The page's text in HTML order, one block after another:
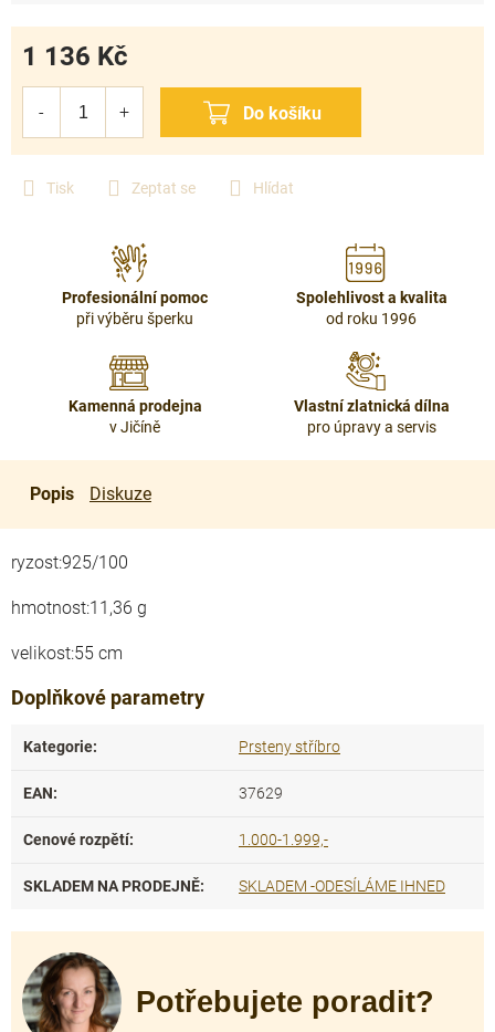
Tisk Zeptat se Hlídat
1 136 Kč
Profesionální pomoc
při výběru šperku
Spolehlivost a kvalita
od roku 1996
Kamenná prodejna
v Jičíně
Vlastní zlatnická dílna
pro úpravy a servis
Popis Diskuze
ryzost:925/100
hmotnost:11,36 g
velikost:55 cm
Doplňkové parametry
Kategorie: Prsteny stříbro
EAN: 37629
Cenové rozpětí: 1.000-1.999,-
SKLADEM NA PRODEJNĚ: SKLADEM -ODESÍLÁME IHNED
Potřebujete poradit?